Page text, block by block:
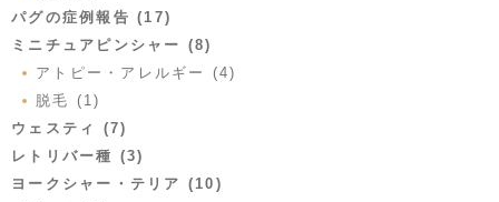
パグの症例報告 (17)
ミニチュアピンシャー (8)
アトピー・アレルギー (4)
脱毛 (1)
ウェスティ (7)
レトリバー種 (3)
ヨークシャー・テリア (10)